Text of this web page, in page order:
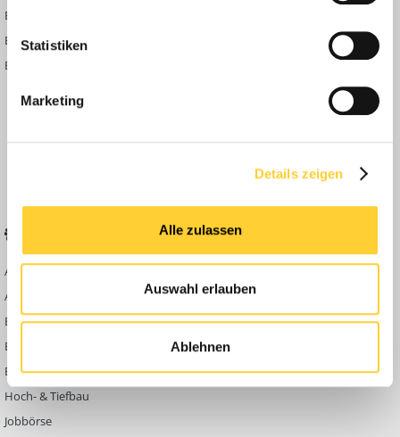
Statistiken
Marketing
Details zeigen
Alle zulassen
Auswahl erlauben
Ablehnen
BF24 Mediathek
BF24 Fotostrecken
Bauforum Shop
FAQ
Community Regeln
Abbruch
Ausbildung & Beruf
Bau Allgemein
Baumaschinen
Berg- & Tagebau
Hoch- & Tiefbau
Jobbörse
KONTAKT
Bauforum24
Kontakt
Impressum